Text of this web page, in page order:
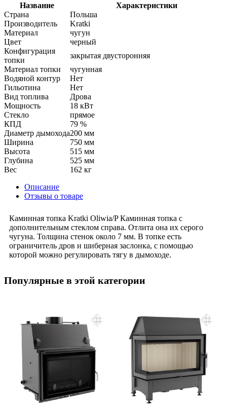
Название
Характеристики
Страна
Польша
Производитель
Kratki
Материал
чугун
Цвет
черный
Конфигурация
топки
закрытая двусторонняя
Материал топки
чугунная
Водяной контур
Нет
Гильотина
Нет
Вид топлива
Дрова
Мощность
18 кВт
Стекло
прямое
КПД
79 %
Диаметр дымохода200 мм
Ширина
750 мм
Высота
515 мм
Глубина
525 мм
Вес
162 кг
Описание
Отзывы о товаре
Каминная топка Kratki Oliwia/P Каминная топка с
дополнительным стеклом справа. Отлита она их серого
чугуна. Толщина стенок около 7 мм. В топке есть
ограничитель дров и шиберная заслонка, с помощью
которой можно регулировать тягу в дымоходе.
Популярные в этой категории